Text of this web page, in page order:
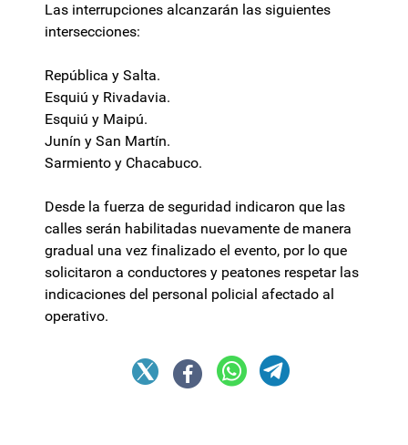
Las interrupciones alcanzarán las siguientes
intersecciones:
República y Salta.
Esquiú y Rivadavia.
Esquiú y Maipú.
Junín y San Martín.
Sarmiento y Chacabuco.
Desde la fuerza de seguridad indicaron que las
calles serán habilitadas nuevamente de manera
gradual una vez finalizado el evento, por lo que
solicitaron a conductores y peatones respetar las
indicaciones del personal policial afectado al
operativo.